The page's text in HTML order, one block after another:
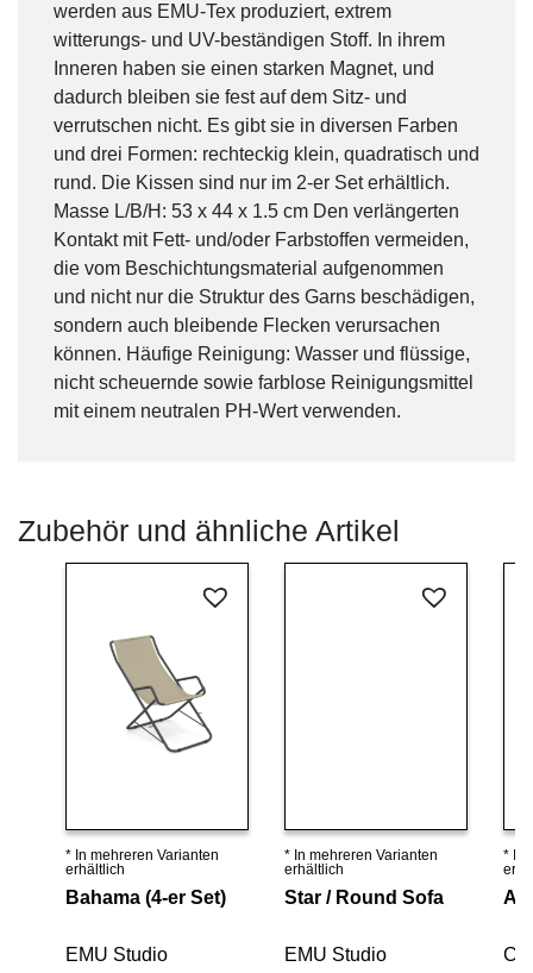
werden aus EMU-Tex produziert, extrem
witterungs- und UV-beständigen Stoff. In ihrem
Inneren haben sie einen starken Magnet, und
dadurch bleiben sie fest auf dem Sitz- und
verrutschen nicht. Es gibt sie in diversen Farben
und drei Formen: rechteckig klein, quadratisch und
rund. Die Kissen sind nur im 2-er Set erhältlich.
Masse L/B/H: 53 x 44 x 1.5 cm Den verlängerten
Kontakt mit Fett- und/oder Farbstoffen vermeiden,
die vom Beschichtungsmaterial aufgenommen
und nicht nur die Struktur des Garns beschädigen,
sondern auch bleibende Flecken verursachen
können. Häufige Reinigung: Wasser und flüssige,
nicht scheuernde sowie farblose Reinigungsmittel
mit einem neutralen PH-Wert verwenden.
Zubehör und ähnliche Artikel
Details ansehen
* In mehreren Varianten
erhältlich
Bahama (4-er Set)
EMU Studio
Details ansehen
* In mehreren Varianten
erhältlich
Star / Round Sofa
EMU Studio
* In